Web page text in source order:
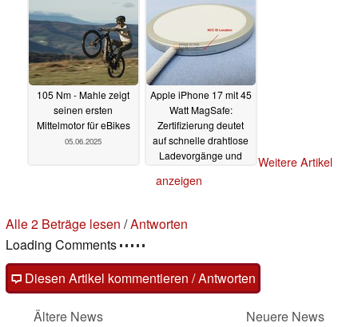
105 Nm - Mahle zeigt
seinen ersten
Mittelmotor für eBikes
05.06.2025
Apple iPhone 17 mit 45
Watt MagSafe:
Zertifizierung deutet
auf schnelle drahtlose
Ladevorgänge und
Weitere Artikel
anzeigen
Alle 2 Beträge lesen /Antworten
Loading Comments
Diesen Artikel kommentieren / Antworten
Ältere News
Neuere News